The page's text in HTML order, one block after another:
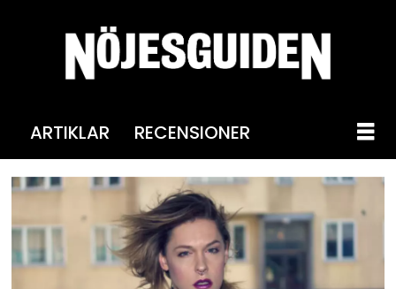
ARTIKLAR RECENSIONER